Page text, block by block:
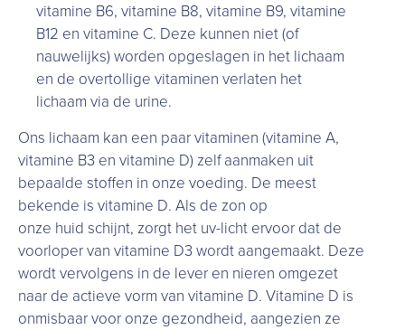
vitamine B6, vitamine B8, vitamine B9, vitamine
B12 en vitamine C. Deze kunnen niet (of
nauwelijks) worden opgeslagen in het lichaam
en de overtollige vitaminen verlaten het
lichaam via de urine.
Ons lichaam kan een paar vitaminen (vitamine A,
vitamine B3 en vitamine D) zelf aanmaken uit
bepaalde stoffen in onze voeding. De meest
bekende is vitamine D. Als de zon op
onze huid schijnt, zorgt het uv-licht ervoor dat de
voorloper van vitamine D3 wordt aangemaakt. Deze
wordt vervolgens in de lever en nieren omgezet
naar de actieve vorm van vitamine D. Vitamine D is
onmisbaar voor onze gezondheid, aangezien ze